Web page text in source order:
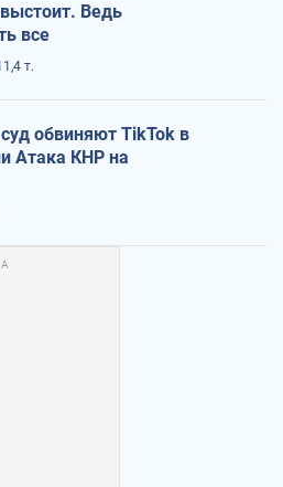
Ведь
все
т.
обвиняют TikTok в
Атака КНР на